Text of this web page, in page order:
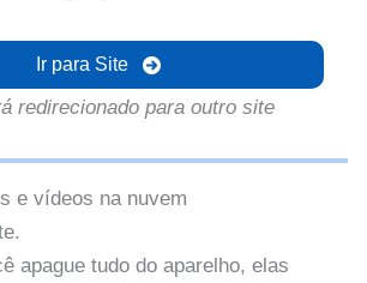
Ir para Site
redirecionado para outro site
e vídeos na nuvem
apague tudo do aparelho, elas